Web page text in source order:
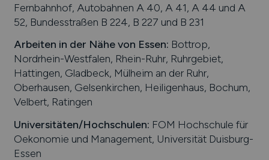
Fernbahnhof, Autobahnen A 40, A 41, A 44 und A
52, Bundesstraßen B 224, B 227 und B 231
Arbeiten in der Nähe von Essen: Bottrop,
Nordrhein-Westfalen, Rhein-Ruhr, Ruhrgebiet,
Hattingen, Gladbeck, Mülheim an der Ruhr,
Oberhausen, Gelsenkirchen, Heiligenhaus, Bochum,
Velbert, Ratingen
Universitäten/Hochschulen: FOM Hochschule für
Oekonomie und Management, Universität Duisburg-
Essen